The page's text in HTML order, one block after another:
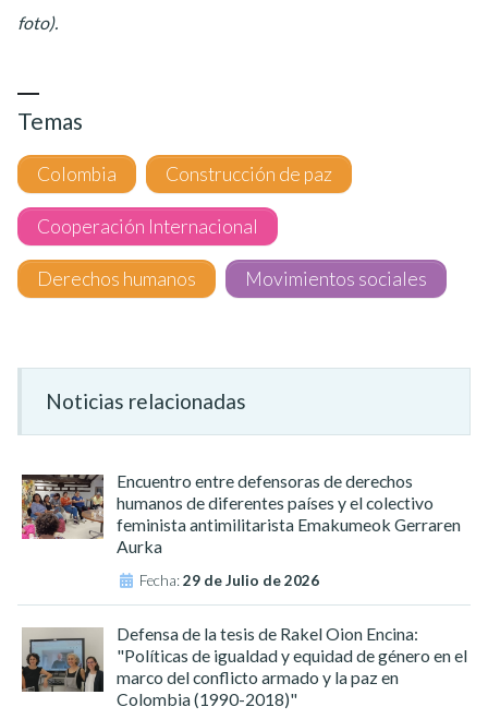
foto).
Temas
Colombia Construcción de paz
Cooperación Internacional
Derechos humanos Movimientos sociales
Noticias relacionadas
Encuentro entre defensoras de derechos
humanos de diferentes países y el colectivo
feminista antimilitarista Emakumeok Gerraren
Aurka
Fecha:29 de Julio de 2026
Defensa de la tesis de Rakel Oion Encina:
"Políticas de igualdad y equidad de género en el
marco del conflicto armado y la paz en
Colombia (1990-2018)"